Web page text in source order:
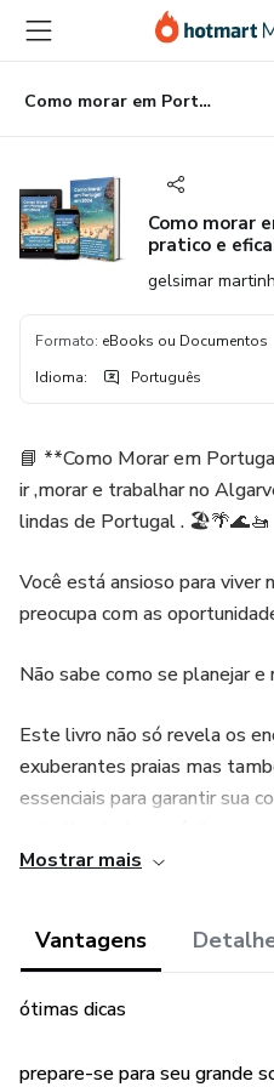
para
conteúdo
principal
para
pagamento
para
rodapé
Como morar em Portugal , um guia pratico e eficaz .
Como morar em
pratico e
gelsimar
Formato: eBooks ou Documentos
Idioma: Português
📘 **Como Morar em
ir ,morar e trabalhar no
lindas de Portugal . 🏖️🌴🌊🚤
Você está ansioso para viver
preocupa com as
Não sabe como se planejar e
Este livro não só revela os
exuberantes praias mas
essenciais para garantir sua
1. **Setores de
tecnologia.
2. **Rede de Contatos
Mostrar mais
Vantagens
ótimas dicas
prepare-se para seu grande